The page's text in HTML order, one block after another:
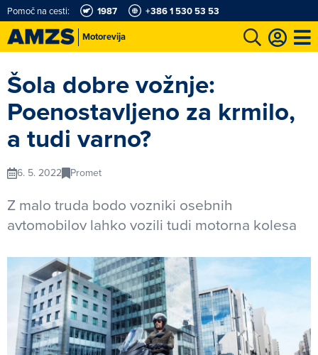
Motorevija
Pomoč na cesti: 1987 +386 1 530 53 53
Šola dobre vožnje:
Poenostavljeno za krmilo,
a tudi varno?
6. 5. 2022 Promet
Z malo truda bodo vozniki osebnih
avtomobilov lahko vozili tudi motorna kolesa